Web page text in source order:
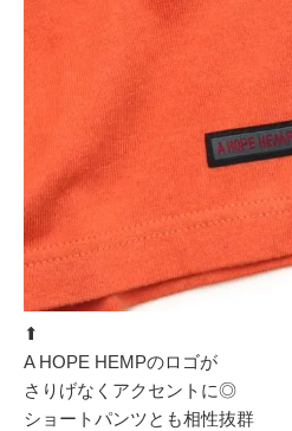
⬆︎
A HOPE HEMPのロゴが
さりげなくアクセントに◎
ショートパンツとも相性抜群